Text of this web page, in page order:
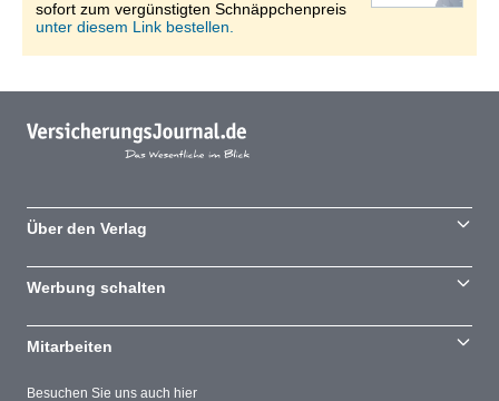
sofort zum vergünstigten Schnäppchenpreis
unter diesem Link bestellen.
Besuchen Sie uns auch hier
Über den Verlag
Werbung schalten
Mitarbeiten